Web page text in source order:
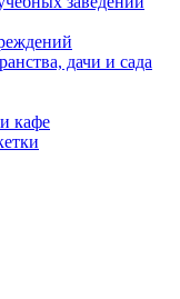
дачи и сада
кафе